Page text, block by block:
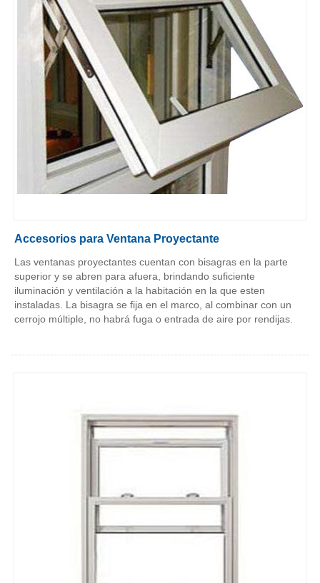
Accesorios para Ventana Proyectante
Las ventanas proyectantes cuentan con bisagras en la parte
superior y se abren para afuera, brindando suficiente
iluminación y ventilación a la habitación en la que esten
instaladas. La bisagra se fija en el marco, al combinar con un
cerrojo múltiple, no habrá fuga o entrada de aire por rendijas.